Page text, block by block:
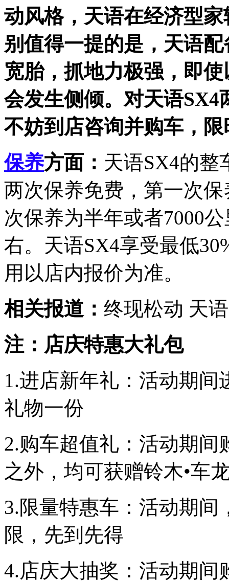
动风格，天语在经济型
别值得一提的是，天语
宽胎，抓地力极强，即
会发生侧倾。对天语
不妨到店咨询并购车，
保养方面： 天语SX4的整
两次保养免费，第一次
次保养为半年或者7000
右。天语SX4享受最低
用以店内报价为准。
相关报道： 终现松动 天
注：店庆特惠大礼包
1.进店新年礼：活动期
礼物一份
2.购车超值礼：活动期
之外，均可获赠铃木•车
3.限量特惠车：活动期间
限，先到先得
4.店庆大抽奖：活动期间